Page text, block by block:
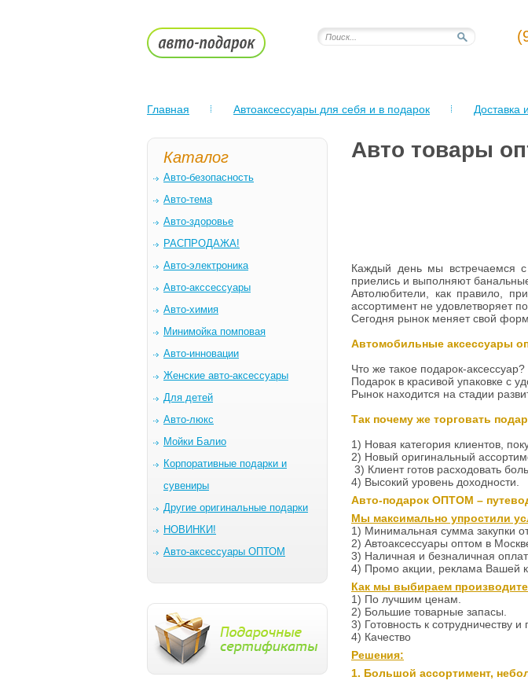
Главная Автоаксессуары для себя и в подарок Доставка
Каталог
Авто-безопасность
Авто-тема
Авто-здоровье
РАСПРОДАЖА!
Авто-электроника
Авто-акссессуары
Авто-химия
Минимойка помповая
Авто-инновации
Женские авто-аксессуары
Для детей
Авто-люкс
Мойки Балио
Корпоративные подарки и
сувениры
Другие оригинальные подарки
НОВИНКИ!
Авто-аксессуары ОПТОМ
Авто товары
Каждый день мы встречаемся с
приелись и выполняют
Автолюбители, как правило,
ассортимент не удовлетворяет
Сегодня рынок меняет свой
Автомобильные аксессуары
Что же такое подарок-аксессуар?
Подарок в красивой упаковке с
Рынок находится на стадии
Так почему же торговать
1) Новая категория клиентов,
2) Новый оригинальный
3) Клиент готов расходовать
4) Высокий уровень доходности.
Авто-подарок ОПТОМ –
Мы максимально упростили
1) Минимальная сумма закупки
2) Автоаксессуары оптом в
3) Наличная и безналичная
4) Промо акции, реклама Вашей
Как мы выбираем
1) По лучшим ценам.
2) Большие товарные запасы.
3) Готовность к сотрудничеству
4) Качество
Решения:
1. Большой ассортимент,